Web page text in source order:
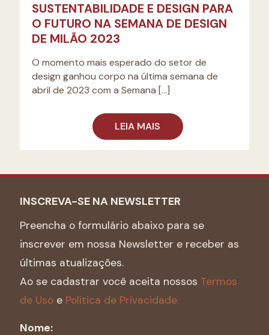
SUSTENTABILIDADE E DESIGN PARA
O FUTURO NA SEMANA DE DESIGN
DE MILÃO 2023
O momento mais esperado do setor de
design ganhou corpo na última semana de
abril de 2023 com a Semana […]
LEIA MAIS
INSCREVA-SE NA NEWSLETTER
Preencha o formulário abaixo para se
inscrever em nossa Newsletter e receber as
últimas atualizações.
Ao se cadastrar você aceita nossos Termos
de Uso e Politica de Privacidade.
Nome: